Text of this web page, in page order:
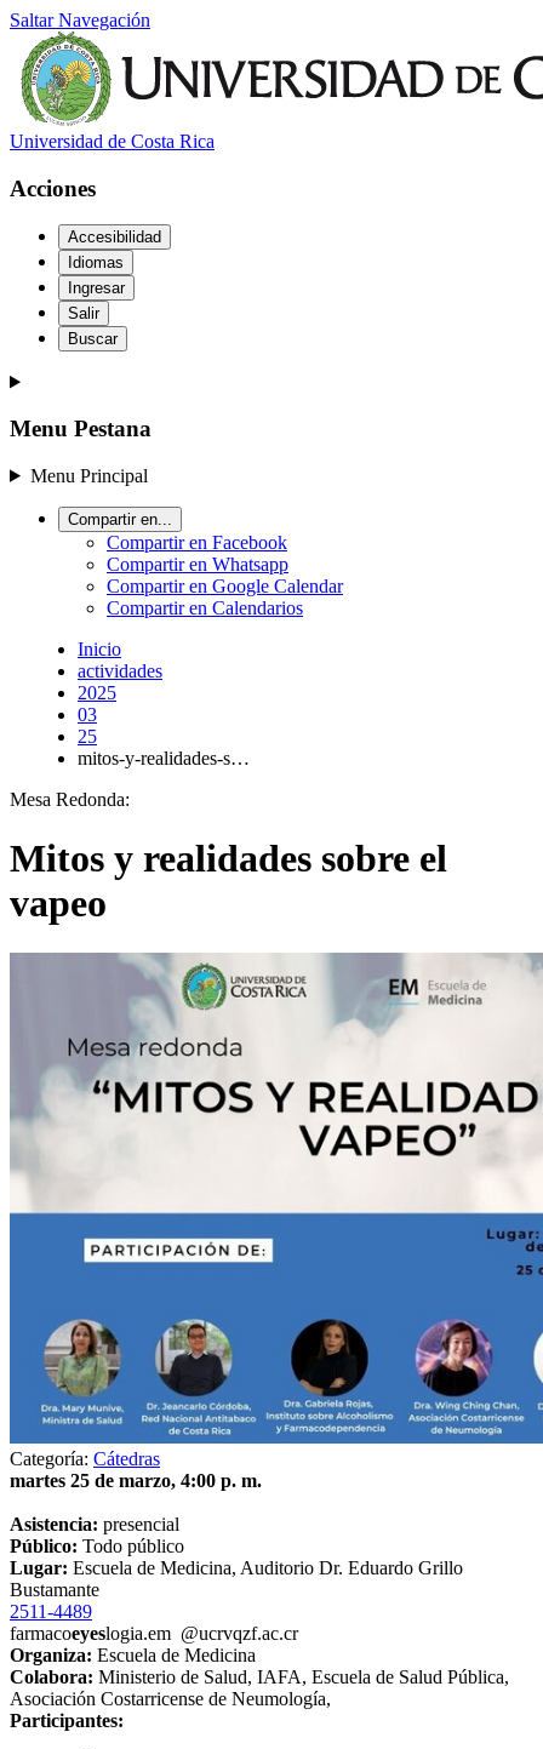
Saltar Navegación
Universidad de Costa Rica
Acciones
Accesibilidad
Idiomas
Ingresar
Salir
Buscar
Menu Pestana
Menu Principal
Compartir en...
Compartir en Facebook
Compartir en Whatsapp
Compartir en Google Calendar
Compartir en Calendarios
Inicio
actividades
2025
03
25
mitos-y-realidades-s…
Mesa Redonda:
Mitos y realidades sobre el
vapeo
Categoría: Cátedras
martes 25 de marzo, 4:00 p. m.
Asistencia: presencial
Público: Todo público
Lugar: Escuela de Medicina, Auditorio Dr. Eduardo Grillo
Bustamante
2511-4489
farmacoeyeslogia.em @ucrvqzf.ac.cr
Organiza: Escuela de Medicina
Colabora: Ministerio de Salud, IAFA, Escuela de Salud Pública,
Asociación Costarricense de Neumología,
Participantes: